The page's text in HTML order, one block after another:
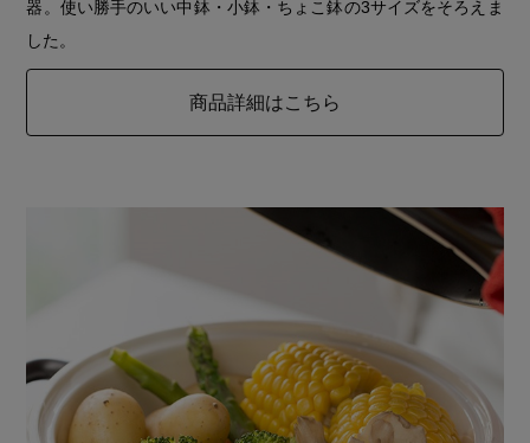
器。使い勝手のいい中鉢・小鉢・ちょこ鉢の3サイズをそろえま
した。
商品詳細はこちら